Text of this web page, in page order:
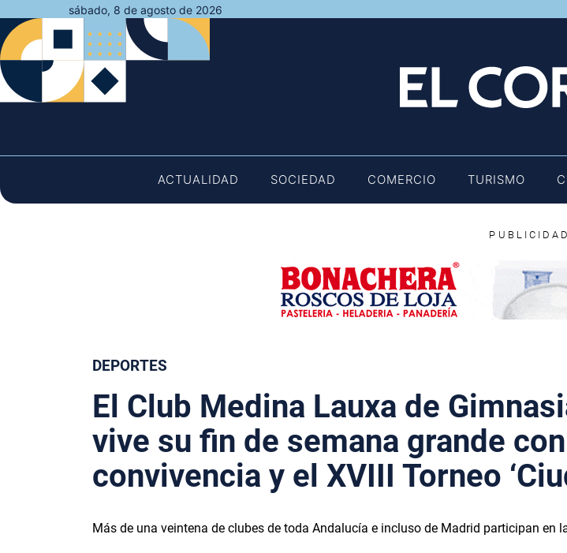
al
contenido
sábado, 8 de agosto de 2026
ACTUALIDAD SOCIEDAD COMERCIO TURISMO
PUBLICIDAD
DEPORTES
El Club Medina Lauxa de
vive su fin de semana grande
convivencia y el XVIII Torneo
Más de una veintena de clubes de toda Andalucía e incluso de Madrid participan en